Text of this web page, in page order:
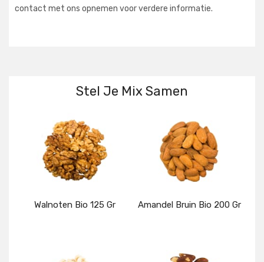
contact met ons opnemen voor verdere informatie.
Stel Je Mix Samen
Walnoten Bio 125 Gr
Details
Amandel Bruin Bio 200 Gr
Details